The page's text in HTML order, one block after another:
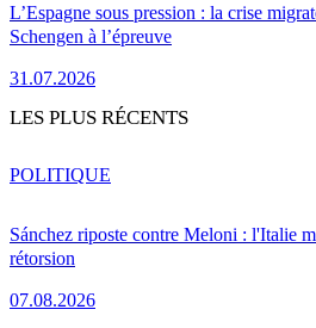
L’Espagne sous pression : la crise
Schengen à l’épreuve
31.07.2026
LES PLUS RÉCENTS
Sánchez riposte contre Meloni : l'Italie
rétorsion
07.08.2026
POLITIQUE